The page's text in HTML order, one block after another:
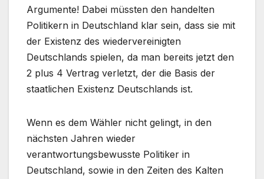
Argumente! Dabei müssten den handelten
Politikern in Deutschland klar sein, dass sie mit
der Existenz des wiedervereinigten
Deutschlands spielen, da man bereits jetzt den
2 plus 4 Vertrag verletzt, der die Basis der
staatlichen Existenz Deutschlands ist.
Wenn es dem Wähler nicht gelingt, in den
nächsten Jahren wieder
verantwortungsbewusste Politiker in
Deutschland, sowie in den Zeiten des Kalten